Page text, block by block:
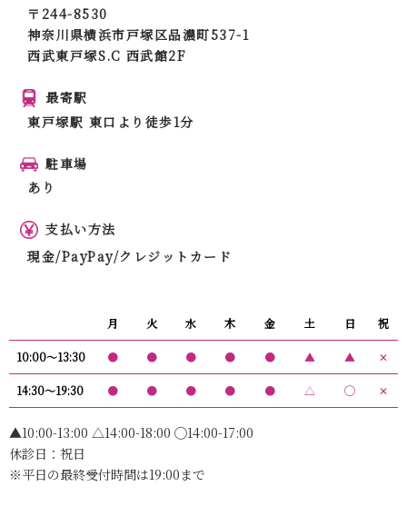
〒244-8530
神奈川県横浜市戸塚区品濃町537-1
西武東戸塚S.C 西武館2F
最寄駅
東戸塚駅 東口より徒歩1分
駐車場
あり
支払い方法
現金/PayPay/クレジットカード
月 火 水 木 金 土 日 祝
10:00〜13:30 ● ● ● ● ● ▲ ▲ ✕
14:30〜19:30 ● ● ● ● ● △ ◯ ✕
▲10:00-13:00 △14:00-18:00 ◯14:00-17:00
休診日：祝日
※平日の最終受付時間は19:00まで